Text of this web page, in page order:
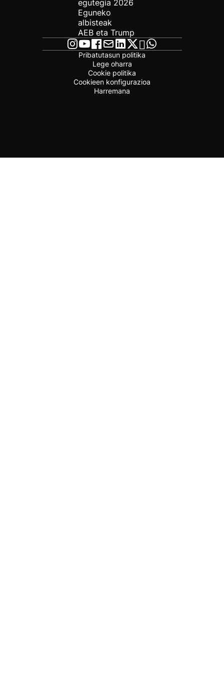
egutegia 2026
Eguneko
albisteak
AEB eta Trump
Pribatutasun politika
Lege oharra
Cookie politika
Cookieen konfigurazioa
Harremana